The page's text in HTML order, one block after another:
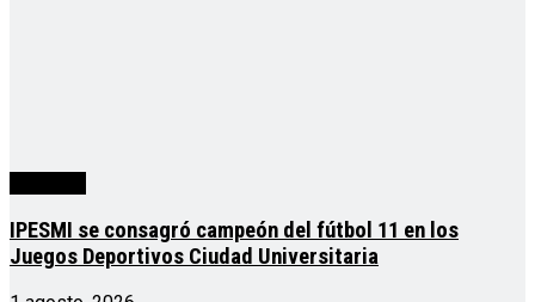
IPESMI se consagró campeón del fútbol 11 en los
Juegos Deportivos Ciudad Universitaria